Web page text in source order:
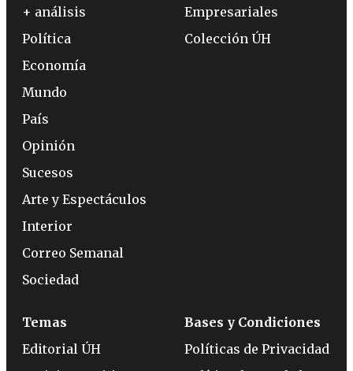
+ análisis
Política
Economía
Mundo
País
Opinión
Sucesos
Arte y Espectáculos
Interior
Correo Semanal
Sociedad
Empresariales
Colección ÚH
Temas
Editorial ÚH
Bases y Condiciones
Políticas de Privacidad